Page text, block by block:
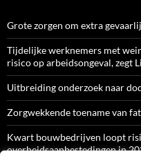
Grote zorgen om extra
Tijdelijke werknemers met
risico op arbeidsongeval, zegt
Uitbreiding onderzoek naar
Zorgwekkende toename van
Kwart bouwbedrijven loopt
overheidsaanbestedingen in